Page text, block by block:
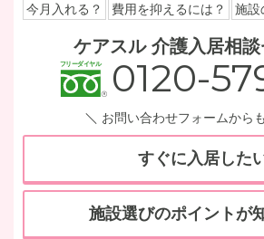
今月入れる？ 費用を抑えるには？ 施設
ケアスル 介護入居相
0120-
お問い合わせフォームから
すぐに入居した
施設選びのポイントが